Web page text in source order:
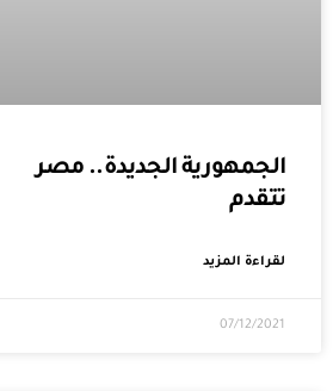
الجمهورية الجديدة.. مصر
تتقدم
لقراءة المزيد
07/12/2021